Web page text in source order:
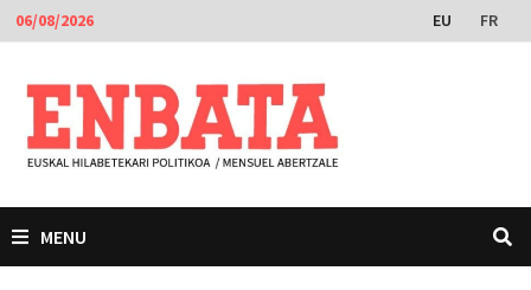
Skip
to
content
06/08/2026 EU FR
MENU